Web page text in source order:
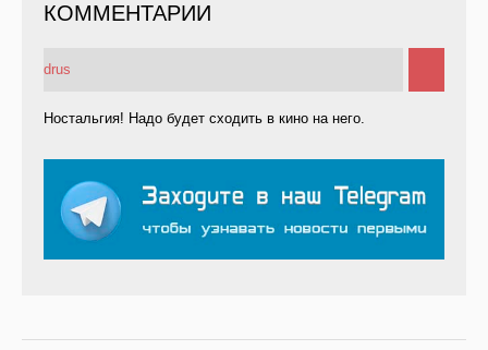
КОММЕНТАРИИ
drus
Ностальгия! Надо будет сходить в кино на него.